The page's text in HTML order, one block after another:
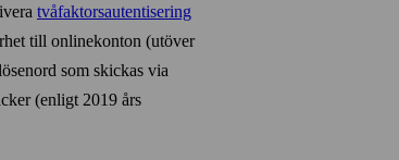
två­faktors­autentisering
till onlinekonton (utöver
som skickas via
(enligt 2019 års